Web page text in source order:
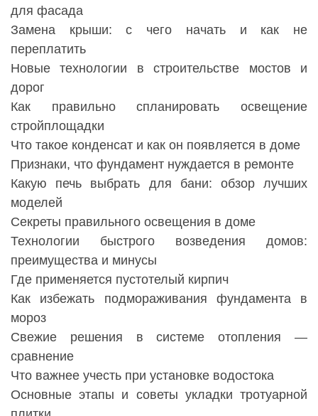
для фасада
Замена крыши: с чего начать и как не
переплатить
Новые технологии в строительстве мостов и
дорог
Как правильно спланировать освещение
стройплощадки
Что такое конденсат и как он появляется в доме
Признаки, что фундамент нуждается в ремонте
Какую печь выбрать для бани: обзор лучших
моделей
Секреты правильного освещения в доме
Технологии быстрого возведения домов:
преимущества и минусы
Где применяется пустотелый кирпич
Как избежать подмораживания фундамента в
мороз
Свежие решения в системе отопления —
сравнение
Что важнее учесть при установке водостока
Основные этапы и советы укладки тротуарной